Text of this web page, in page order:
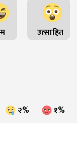
उत्साहित
२% १%